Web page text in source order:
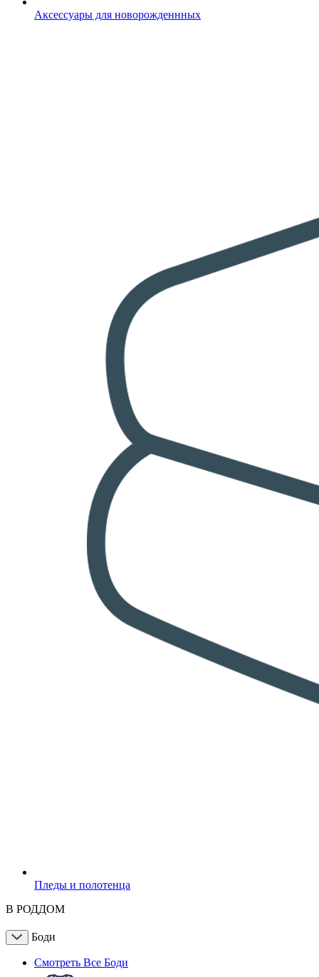
Аксессуары для новорожденнных
Пледы и полотенца
В РОДДОМ
Боди
Смотреть Все Боди